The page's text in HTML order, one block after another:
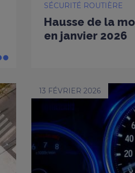
SÉCURITÉ ROUTIÈRE
Hausse de la
en janvier 2026
13 FÉVRIER 2026